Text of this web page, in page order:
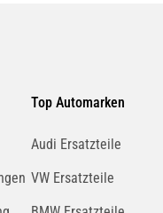
Top Automarken
Audi Ersatzteile
VW Ersatzteile